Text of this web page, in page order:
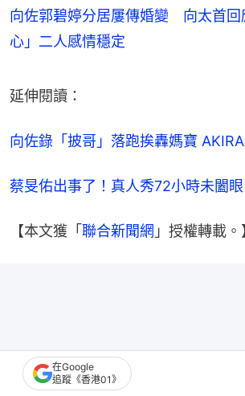
向佐郭碧婷分居屢傳婚變 向太首回
心」二人感情穩定
延伸閱讀：
向佐錄「披哥」落跑挨轟媽寶
蔡旻佑出事了！真人秀72小時未闔
【本文獲「 聯合新聞網 」授權轉載。
在Google
追蹤《香港01》